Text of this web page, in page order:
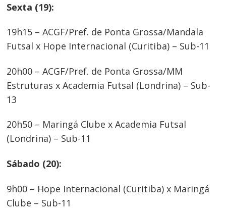
Sexta (19):
19h15 – ACGF/Pref. de Ponta Grossa/Mandala
Futsal x Hope Internacional (Curitiba) – Sub-11
20h00 – ACGF/Pref. de Ponta Grossa/MM
Estruturas x Academia Futsal (Londrina) – Sub-
13
20h50 – Maringá Clube x Academia Futsal
(Londrina) – Sub-11
Sábado (20):
9h00 – Hope Internacional (Curitiba) x Maringá
Clube – Sub-11